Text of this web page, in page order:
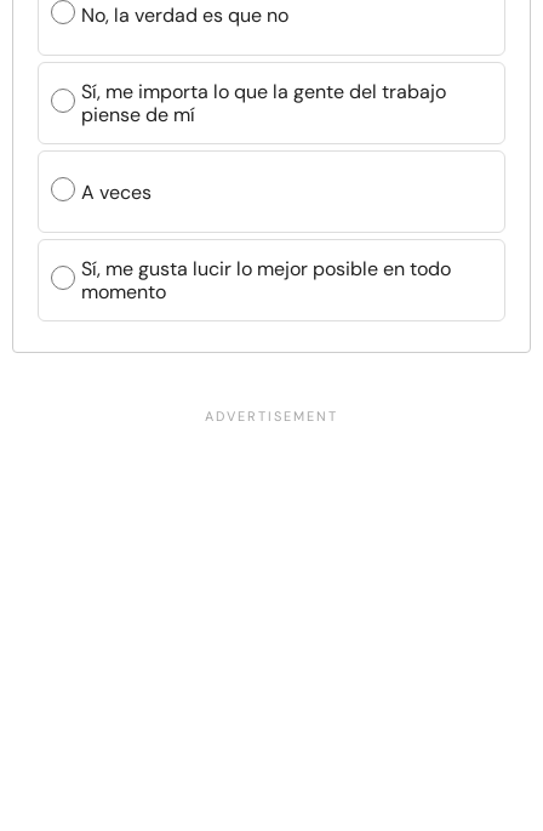
No, la verdad es que no
Sí, me importa lo que la gente del trabajo
piense de mí
A veces
Sí, me gusta lucir lo mejor posible en todo
momento